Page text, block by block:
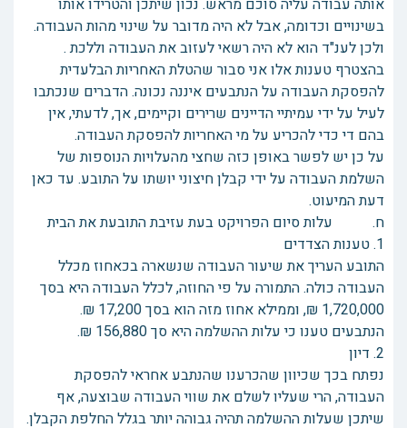
אותה עבודה עליה סוכם מראש. נכון שיתכן והטרידו אותו
בשינויים וכדומה, אבל לא היה מדובר על שינוי מהות העבודה.
ולכן לענ"ד הוא לא היה רשאי לעזוב את העבודה וללכת .
בהצטרף טענות אלו אני סבור שהטלת האחריות הבלעדית
להפסקת העבודה על הנתבעים איננה נכונה. הדברים שנכתבו
לעיל על ידי עמיתיי הדיינים שרירים וקיימים, אך, לדעתי, אין
בהם די כדי להכריע על מי האחריות להפסקת העבודה.
על כן יש לפשר באופן כזה שחצי מהעלויות הנוספות של
השלמת העבודה על ידי קבלן חיצוני יושתו על התובע. עד כאן
דעת המיעוט.
ח. עלות סיום הפרויקט בעת עזיבת התובעת את הבית
1. טענות הצדדים
התובע העריך את שיעור העבודה שנשארה בכאחוז מכלל
העבודה כולה. התמורה על פי החוזה, לכלל העבודה היא בסך
1,720,000 ₪, וממילא אחוז מזה הוא בסך 17,200 ₪.
הנתבעים טענו כי עלות ההשלמה היא סך 156,880 ₪.
2. דיון
נפתח בכך שכיוון שהכרענו שהנתבע אחראי להפסקת
העבודה, הרי שעליו לשלם את שווי העבודה שבוצעה, אף
שיתכן שעלות ההשלמה תהיה גבוהה יותר בגלל החלפת הקבלן.